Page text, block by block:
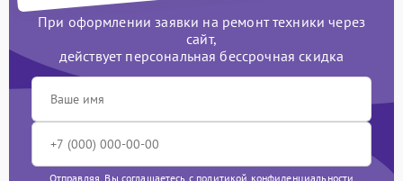
При оформлении заявки на ремонт техники через
сайт,
действует персональная бессрочная скидка
Отправляя, Вы соглашаетесь с политикой конфиденциальности